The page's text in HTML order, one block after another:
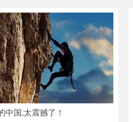
中国,太震撼了！